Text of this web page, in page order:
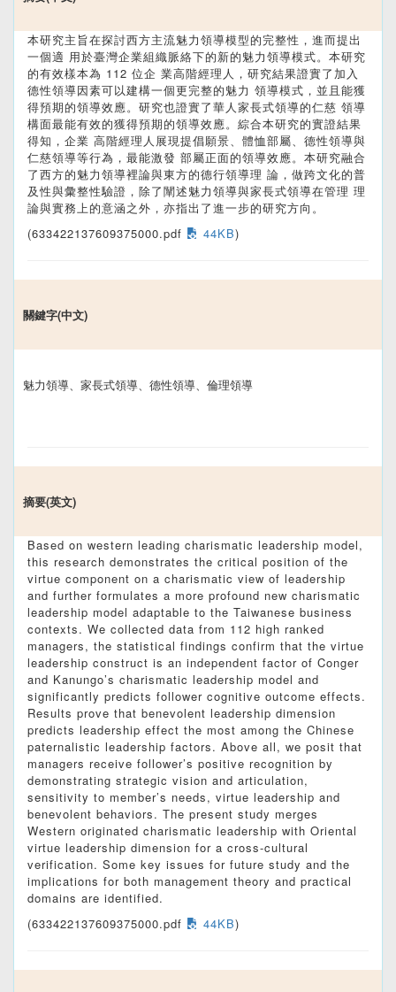
本研究主旨在探討西方主流魅力領導模型的完整性，進而提出
一個適 用於臺灣企業組織脈絡下的新的魅力領導模式。本研究
的有效樣本為 112 位企 業高階經理人，研究結果證實了加入
德性領導因素可以建構一個更完整的魅力 領導模式，並且能獲
得預期的領導效應。研究也證實了華人家長式領導的仁慈 領導
構面最能有效的獲得預期的領導效應。綜合本研究的實證結果
得知，企業 高階經理人展現提倡願景、體恤部屬、德性領導與
仁慈領導等行為，最能激發 部屬正面的領導效應。本研究融合
了西方的魅力領導裡論與東方的德行領導理 論，做跨文化的普
及性與彙整性驗證，除了闡述魅力領導與家長式領導在管理 理
論與實務上的意涵之外，亦指出了進一步的研究方向。
(633422137609375000.pdf
44KB)
關鍵字(中文)
魅力領導、家長式領導、德性領導、倫理領導
摘要(英文)
Based on western leading charismatic leadership model,
this research demonstrates the critical position of the
virtue component on a charismatic view of leadership
and further formulates a more profound new charismatic
leadership model adaptable to the Taiwanese business
contexts. We collected data from 112 high ranked
managers, the statistical findings confirm that the virtue
leadership construct is an independent factor of Conger
and Kanungo’s charismatic leadership model and
significantly predicts follower cognitive outcome effects.
Results prove that benevolent leadership dimension
predicts leadership effect the most among the Chinese
paternalistic leadership factors. Above all, we posit that
managers receive follower’s positive recognition by
demonstrating strategic vision and articulation,
sensitivity to member’s needs, virtue leadership and
benevolent behaviors. The present study merges
Western originated charismatic leadership with Oriental
virtue leadership dimension for a cross-cultural
verification. Some key issues for future study and the
implications for both management theory and practical
domains are identified.
(633422137609375000.pdf
44KB)